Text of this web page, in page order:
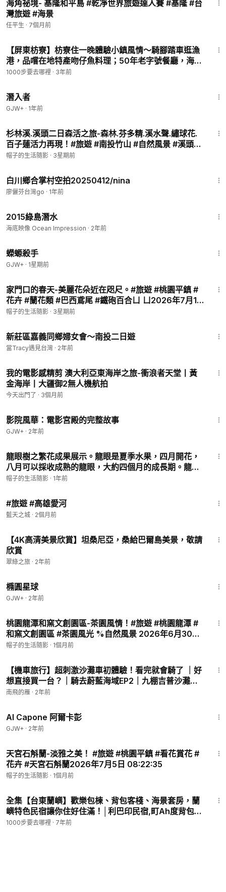
海角祕境- 基隆和平島 #乾凈世界旅遊達人賽 #基隆 #台
灣旅遊 #海景
任平生 · 7個月前
【屏東枋寮】枋寮住一晚體驗小鎮風情～騎腳踏車逛漁
港，品嚐在地特產吻仔魚料理；50年老字號餐廳，海鮮
料理大氣又澎湃！高CP值旅店，無邊際泳池玩水看夕
1000步要去哪裡 · 3年前
潛入者
GJW+ · 1年前
杉林溪.溪頭二日森活之旅-森林.芬多精.溪水聲.繡球花.
百子蓮活力再現！#旅遊 #南投竹山 #自然風景 #溪頭自
然生態園區 #杉林溪自然生態園區 #竹山紫南宮 #青籠
帽子的生活隨影 · 3星期前
白川鄉合掌村空拍20250412/nina
廖儷芬台灣go · 1年前
2015綠島潛水
海底映像 Ocean Impression · 2年前
蠑螈殺手
GJW+ · 1星期前
家門口的春天-美麗花朵近在咫尺。#旅遊 #桃園平鎮 #
花卉 #蘭花類 #巴西鳶尾 #鐵砲百合ㄩ ㄩ2026年7月10
日 09:13:37
帽子的生活隨影 · 3星期前
新莊區嘉義同鄉婦女會～南投二日遊
當Tracy遇見台灣 · 2年前
我的電影感精剪 澳大利亞東海岸之旅-衝浪者天堂丨黃
金海岸丨大疆御2無人機航拍
今天出門了 · 3個月前
影院風華：電影宮殿的完整故事
GJW+ · 2年前
龍眼樹之繁花成果展示。龍眼是夏季水果，四月開花，
八月可以採收成熟的龍眼，大約四個月的成長期。龍眼
開花結果到成熟的過程，與大家分享。#植物 #龍眼 #記
帽子的生活隨影 · 1年前
#旅遊 #高雄愛河
藍天之城 · 2個月前
【4K高清美景欣賞】坦桑尼亞，桑給巴爾島美景，敬請
欣賞
翠綠之旅 · 2年前
橢圓星球
GJW+ · 2年前
桃園龍潭和窯文創園區-茶園風情！#旅遊 #桃園龍潭 #
和窯文創園區 #茶園風光 %自然風景 2026年6月30日
20:07:26
帽子的生活隨影 · 1個月前
【機車旅行】超刺激沙灘車初體驗！看完就會騎了 ｜好
想直接買一台？｜騎去蔚藍海域EP2｜九棚吉普沙灘車
會館｜Aprilia SRGT200
南飛的雁 · 2年前
Al Capone 阿爾卡彭
GJW+ · 2年前
天宮石斛蘭-淡雅之美！ #旅遊 #桃園平鎮 #看花賞花 #
花卉 #天宮石斛蘭2026年7月5日 08:22:35
帽子的生活隨影 · 1個月前
全集【台東蘭嶼】歡樂包棟、背包客棧、海景套房，蘭
嶼特色民宿讓你住好住滿！│利巴印民宿,町Ah度背包客
棧,莯田民宿│Lanyu(Orchid Island),Taitung│ep.309
1000步要去哪裡 · 7年前